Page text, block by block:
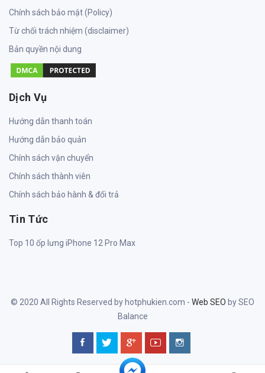
Chính sách bảo mật (Policy)
Từ chối trách nhiệm (disclaimer)
Bản quyền nội dung
Dịch Vụ
Hướng dẫn thanh toán
Hướng dẫn bảo quản
Chính sách vận chuyển
Chính sách thành viên
Chính sách bảo hành & đổi trả
Tin Tức
Top 10 ốp lưng iPhone 12 Pro Max
© 2020 All Rights Reserved by hotphukien.com - Web SEO by SEO
Balance